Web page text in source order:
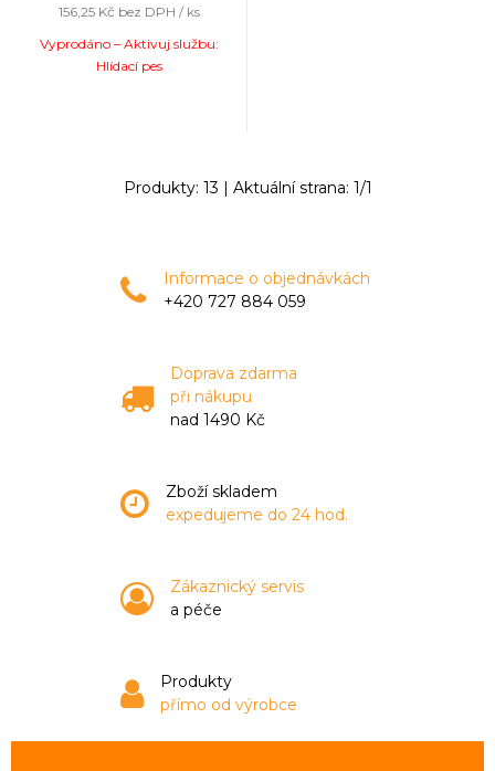
156,25 Kč bez DPH / ks
Vyprodáno – Aktivuj službu:
Hlídací pes
Produkty: 13 | Aktuální strana: 1/1
Informace o objednávkách
+420 727 884 059
Doprava zdarma
při nákupu
nad 1490 Kč
Zboží skladem
expedujeme do 24 hod.
Zákaznický servis
a péče
Produkty
přímo od výrobce